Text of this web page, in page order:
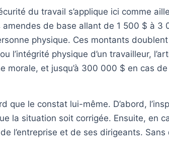
du travail s’applique ici comme
de base allant de 1 500 $ à
physique. Ces montants
l’intégrité physique d’un travailleur,
morale, et jusqu’à 300 000 $ en cas
que le constat lui-même. D’abord,
la situation soit corrigée. Ensuite, en
l’entreprise et de ses dirigeants.